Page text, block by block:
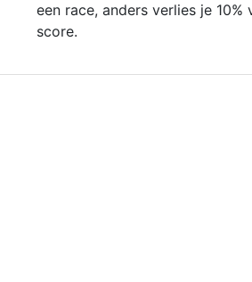
een race, anders verlies je 10%
score.